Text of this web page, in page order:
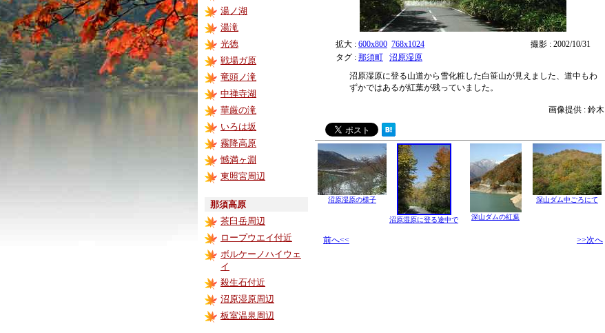
湯ノ湖
湯滝
光徳
戦場ガ原
竜頭ノ滝
中禅寺湖
華厳の滝
いろは坂
霧降高原
憾満ヶ淵
東照宮周辺
那須高原
茶臼岳周辺
ロープウエイ付近
ボルケーノハイウェ
イ
殺生石付近
沼原湿原周辺
板室温泉周辺
拡大 : 600x800 768x1024
撮影 : 2002/10/31
タグ : 那須町
沼原湿原
沼原湿原に登る山道から雪化粧した白笹山が見えました、道中もわ
ずかではあるが紅葉が残っていました。
画像提供 : 鈴木
沼原湿原の様子
沼原湿原に登る途中で 深山ダムの紅葉
深山ダム中ごろにて
前へ<< >>次へ